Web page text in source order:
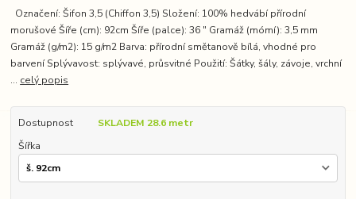
Označení: Šifon 3,5 (Chiffon 3,5) Složení: 100% hedvábí přírodní
morušové Šíře (cm): 92cm Šíře (palce): 36 ″ Gramáž (mómí): 3,5 mm
Gramáž (g/m2): 15 g/m2 Barva: přírodní smětanově bílá, vhodné pro
barvení Splývavost: splývavé, průsvitné Použití: Šátky, šály, závoje, vrchní
... celý popis
Dostupnost
SKLADEM 28.6 metr
Šířka